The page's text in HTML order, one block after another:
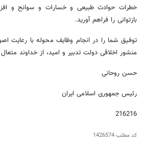
خطرات حوادث طبیعی و خسارات و سوانح و
بازتوانی را فراهم آورید.
توفیق شما را در انجام وظایف محوله با رعایت
منشور اخلاقی دولت تدبیر و امید، از خداوند
حسن روحانی
رئیس جمهوری اسلامی ایران
216216
کد مطلب1426574